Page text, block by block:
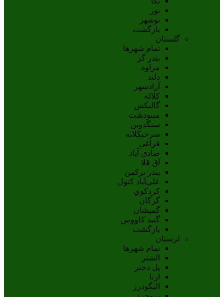
نور
نوشهر
بازگشت
گلستان
تمام شهر‌ها
بندر گز
مراوه
دلند
آزادشهر
کلاله
گالیکش
مینودشت
سنگدوین
سرخنکلاته
فراغی
صادق آباد
آق قلا
بندر ترکمن
علي‌آباد کتول
کردکوي
گرگان
گميشان
گنبد کاووس
بازگشت
لرستان
تمام شهر‌ها
الشتر
پل دختر
ازنا
اليگودرز